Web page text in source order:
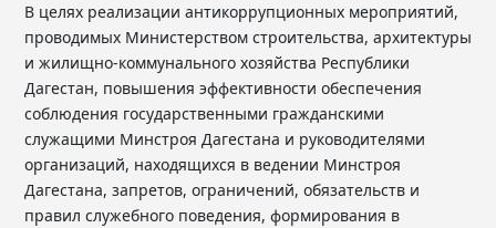
В целях реализации антикоррупционных мероприятий,
проводимых Министерством строительства, архитектуры
и жилищно-коммунального хозяйства Республики
Дагестан, повышения эффективности обеспечения
соблюдения государственными гражданскими
служащими Минстроя Дагестана и руководителями
организаций, находящихся в ведении Минстроя
Дагестана, запретов, ограничений, обязательств и
правил служебного поведения, формирования в